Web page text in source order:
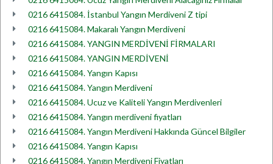
0216 6415084. İstanbul Yangın Merdiveni Z tipi
0216 6415084. Makaralı Yangın Merdiveni
0216 6415084. YANGIN MERDİVENİ FİRMALARI
0216 6415084. YANGIN MERDİVENİ
0216 6415084. Yangın Kapısı
0216 6415084. Yangın Merdiveni
0216 6415084. Ucuz ve Kaliteli Yangın Merdivenleri
0216 6415084. Yangın merdiveni fiyatları
0216 6415084. Yangın Merdiveni Hakkında Güncel Bilgiler
0216 6415084. Yangın Kapısı
0216 6415084. Yangın Merdiveni Fiyatları